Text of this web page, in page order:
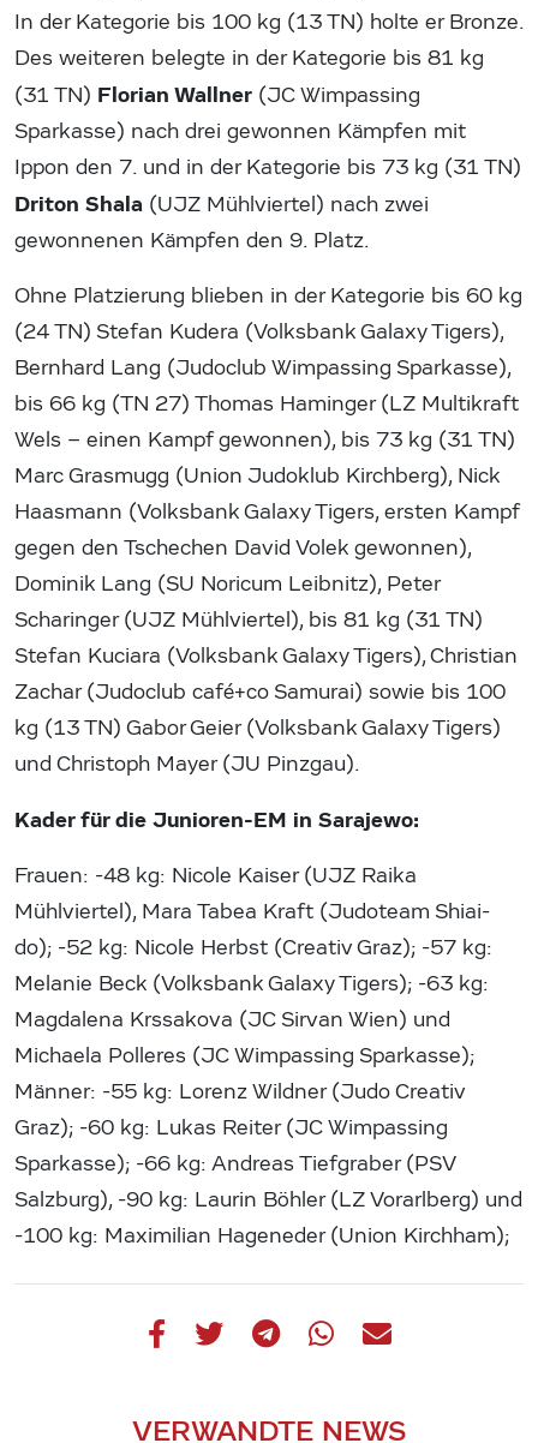
In der Kategorie bis 100 kg (13 TN) holte er Bronze.
Des weiteren belegte in der Kategorie bis 81 kg
(31 TN) Florian Wallner (JC Wimpassing
Sparkasse) nach drei gewonnen Kämpfen mit
Ippon den 7. und in der Kategorie bis 73 kg (31 TN)
Driton Shala (UJZ Mühlviertel) nach zwei
gewonnenen Kämpfen den 9. Platz.
Ohne Platzierung blieben in der Kategorie bis 60 kg
(24 TN) Stefan Kudera (Volksbank Galaxy Tigers),
Bernhard Lang (Judoclub Wimpassing Sparkasse),
bis 66 kg (TN 27) Thomas Haminger (LZ Multikraft
Wels – einen Kampf gewonnen), bis 73 kg (31 TN)
Marc Grasmugg (Union Judoklub Kirchberg), Nick
Haasmann (Volksbank Galaxy Tigers, ersten Kampf
gegen den Tschechen David Volek gewonnen),
Dominik Lang (SU Noricum Leibnitz), Peter
Scharinger (UJZ Mühlviertel), bis 81 kg (31 TN)
Stefan Kuciara (Volksbank Galaxy Tigers), Christian
Zachar (Judoclub café+co Samurai) sowie bis 100
kg (13 TN) Gabor Geier (Volksbank Galaxy Tigers)
und Christoph Mayer (JU Pinzgau).
Kader für die Junioren-EM in Sarajewo:
Frauen: -48 kg: Nicole Kaiser (UJZ Raika
Mühlviertel), Mara Tabea Kraft (Judoteam Shiai-
do); -52 kg: Nicole Herbst (Creativ Graz); -57 kg:
Melanie Beck (Volksbank Galaxy Tigers); -63 kg:
Magdalena Krssakova (JC Sirvan Wien) und
Michaela Polleres (JC Wimpassing Sparkasse);
Männer: -55 kg: Lorenz Wildner (Judo Creativ
Graz); -60 kg: Lukas Reiter (JC Wimpassing
Sparkasse); -66 kg: Andreas Tiefgraber (PSV
Salzburg), -90 kg: Laurin Böhler (LZ Vorarlberg) und
-100 kg: Maximilian Hageneder (Union Kirchham);
VERWANDTE NEWS